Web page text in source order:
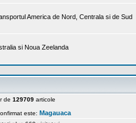
America de Nord, Centrala si de Sud
si Noua Zeelanda
de 129709 articole
este: Magauaca